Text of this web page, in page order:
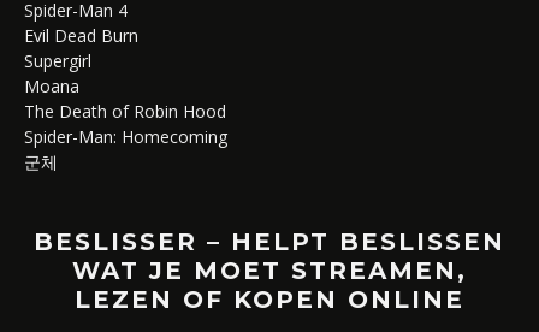
Spider-Man 4
Evil Dead Burn
Supergirl
Moana
The Death of Robin Hood
Spider-Man: Homecoming
군체
BESLISSER – HELPT BESLISSEN
WAT JE MOET STREAMEN,
LEZEN OF KOPEN ONLINE